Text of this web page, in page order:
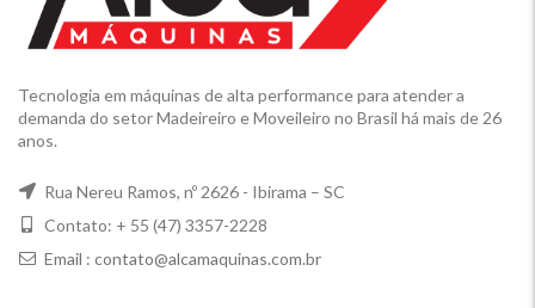
Tecnologia em máquinas de alta performance para atender a
demanda do setor Madeireiro e Moveileiro no Brasil há mais de 26
anos.
Rua Nereu Ramos, nº 2626 - Ibirama – SC
Contato: + 55 (47) 3357-2228
Email : contato@alcamaquinas.com.br